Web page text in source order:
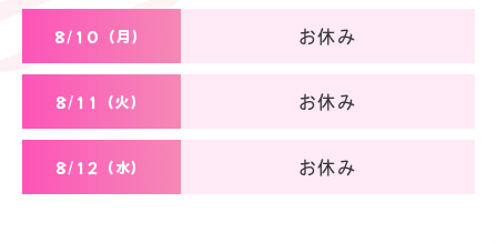
8/10（月） お休み
8/11（火） お休み
8/12（水） お休み